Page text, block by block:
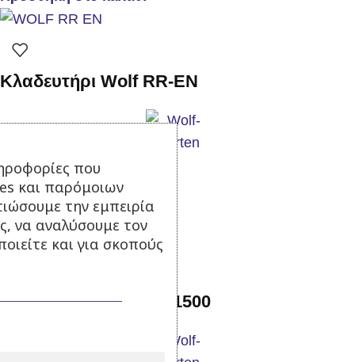
Κλαδευτήρι Wolf RR-EN
Σε απόθεμα
15,50 € με Φ.Π.Α.
Προσθήκη στο καλάθι
Κλαδευτήρι Wolf RR 1500
που
και παρόμοιων
την εμπειρία
να αναλύσουμε τον
και για σκοπούς